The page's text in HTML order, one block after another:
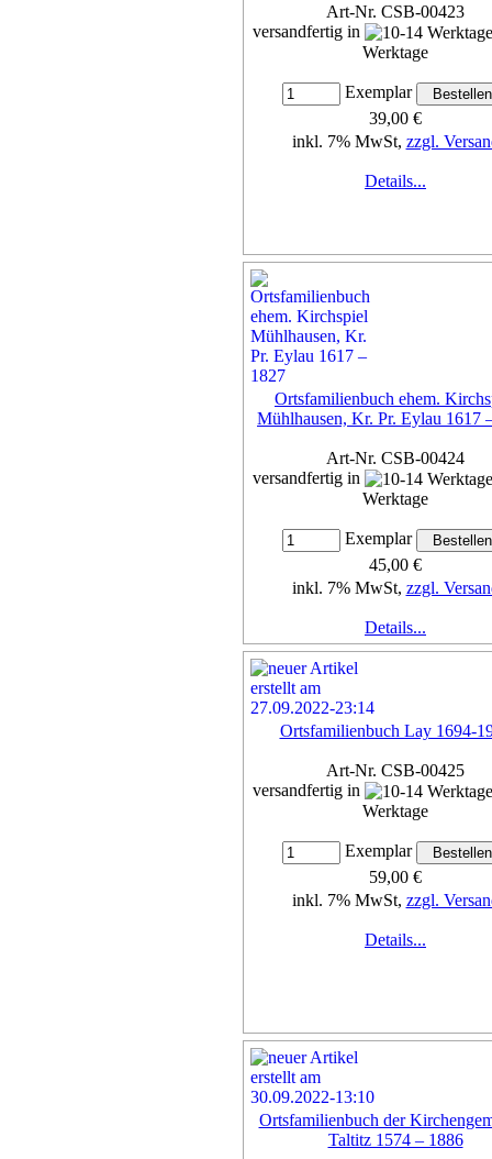
Art-Nr. CSB-00423
versandfertig in
Werktage
Exemplar
39,00 €
inkl. 7% MwSt, zzgl.
Details...
Ortsfamilienbuch ehem.
Mühlhausen, Kr. Pr. Eylau 1617
Art-Nr. CSB-00424
versandfertig in
Werktage
Exemplar
45,00 €
inkl. 7% MwSt, zzgl.
Details...
Ortsfamilienbuch Lay 1694-
Art-Nr. CSB-00425
versandfertig in
Werktage
Exemplar
59,00 €
inkl. 7% MwSt, zzgl.
Details...
Ortsfamilienbuch der
Taltitz 1574 – 1886